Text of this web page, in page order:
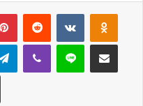
PinterestReddit VKontakte
TelegramViber Line E-Posta ile
Yazdır